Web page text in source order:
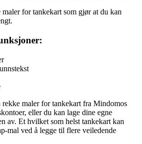
for tankekart som gjør at du kan
maler for tankekart fra Mindomos
eller du kan lage dine egne
av. Et hvilket som helst tankekart kan
mal ved å legge til flere veiledende